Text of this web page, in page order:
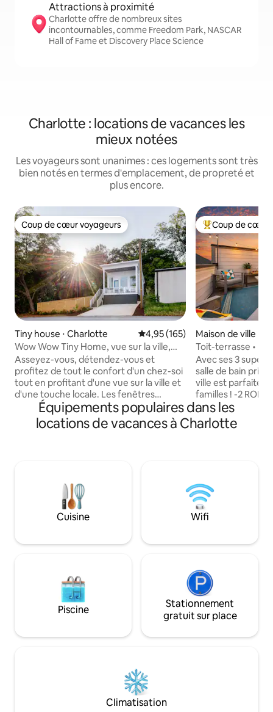
Attractions à proximité
Charlotte offre de nombreux sites
incontournables, comme Freedom Park, NASCAR
Hall of Fame et Discovery Place Science
Charlotte : locations de vacances les
mieux notées
Les voyageurs sont unanimes : ces logements sont très
bien notés en termes d'emplacement, de propreté et
plus encore.
Coup de cœur voyageurs
Coup de cœur voyageurs
Tiny house ⋅ Charlotte Évaluation moyenne sur la
4,95 (165)
Wow Wow Tiny Home, vue sur la ville,
moderne et confortable !
Asseyez-vous, détendez-vous et
profitez de tout le confort d'un chez-soi
tout en profitant d'une vue sur la ville et
d'une touche locale. Les fenêtres
surdimensionnées fournissent des
tonnes de lumière naturelle, tout en
fusionnant l'espace intérieur/extérieur.
brasseries, restaurants et plus encore
sont accessibles à pied. À quelques
minutes d'Uptown, du Bank of America
Stadium et plus encore. Cuisine et salle
King Size en mousse à mémoire de
Coups de cœur
Coup de cœur
Maison de ville ⋅
Toit-terrasse • Lits
proximité du
Avec ses 3
salle de bain
ville est parfaite
familles ! -2 ROIS, 1 chambre queen avec
télévision -
équipée avec bar
café, cave à vin - Toit-terrasse pour se
logement
Emplacement
minutes
et de South End
bowling, vie
Équipements populaires dans les
locations de vacances à Charlotte
Cuisine Wifi
Piscine
Stationnement
gratuit sur place
Climatisation